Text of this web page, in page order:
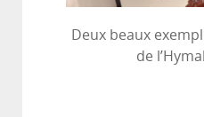
Deux beaux
de